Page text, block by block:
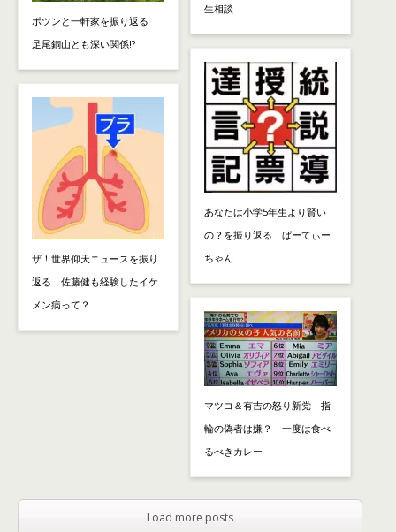
ポツンと一軒家を振り返る
足尾銅山とも深い関係!?
ザ！世界仰天ニュースを振り
返る 佐藤健も経験したイケ
メン病って？
生相談
あなたは小学5年生より賢い
の？を振り返る ぱーてぃー
ちゃん
マツコ＆有吉の怒り新党 指
輪の偽者は嫌？ 一度は食べ
るべきカレー
Load more posts